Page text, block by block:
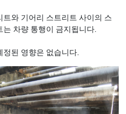
트와 기어리 스트리트 사이의 스
는 차량 통행이 금지됩니다.
정된 영향은 없습니다.